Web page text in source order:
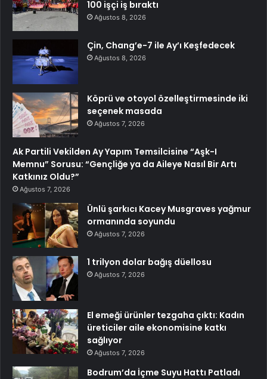
100 işçi iş bıraktı
Ağustos 8, 2026
Çin, Chang’e-7 ile Ay’ı Keşfedecek
Ağustos 8, 2026
Köprü ve otoyol özelleştirmesinde iki
seçenek masada
Ağustos 7, 2026
Ak Partili Vekilden Ay Yapım Temsilcisine “Aşk-I
Memnu” Sorusu: “Gençliğe ya da Aileye Nasıl Bir Artı
Katkınız Oldu?”
Ağustos 7, 2026
Ünlü şarkıcı Kacey Musgraves yağmur
ormanında soyundu
Ağustos 7, 2026
1 trilyon dolar bağış düellosu
Ağustos 7, 2026
El emeği ürünler tezgaha çıktı: Kadın
üreticiler aile ekonomisine katkı
sağlıyor
Ağustos 7, 2026
Bodrum’da İçme Suyu Hattı Patladı